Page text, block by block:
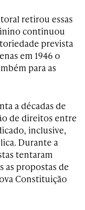
retirou essas
continuou
prevista
em 1946 o
para as
a décadas de
de direitos entre
inclusive,
Durante a
tentaram
as propostas de
Constituição